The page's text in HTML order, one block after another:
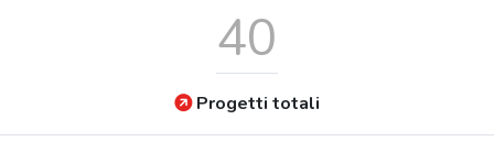
40
Progetti totali